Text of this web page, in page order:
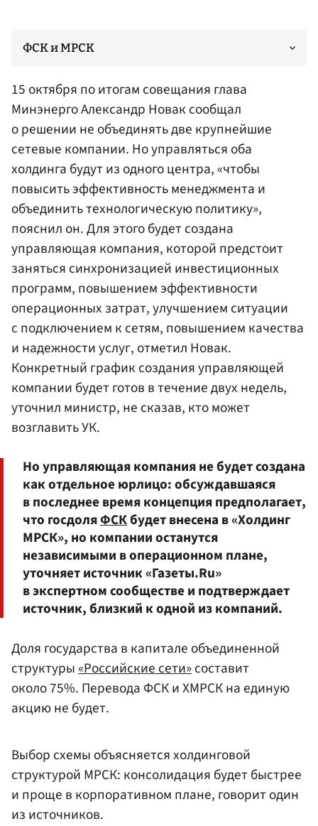
ФСК и МРСК
15 октября по итогам совещания глава
Минэнерго Александр Новак сообщал
о решении не объединять две крупнейшие
сетевые компании. Но управляться оба
холдинга будут из одного центра, «чтобы
повысить эффективность менеджмента и
объединить технологическую политику»,
пояснил он. Для этого будет создана
управляющая компания, которой предстоит
заняться синхронизацией инвестиционных
программ, повышением эффективности
операционных затрат, улучшением ситуации
с подключением к сетям, повышением качества
и надежности услуг, отметил Новак.
Конкретный график создания управляющей
компании будет готов в течение двух недель,
уточнил министр, не сказав, кто может
возглавить УК.
Но управляющая компания не будет создана
как отдельное юрлицо: обсуждавшаяся
в последнее время концепция предполагает,
что госдоляФСКбудет внесена в «Холдинг
МРСК», но компании останутся
независимыми в операционном плане,
уточняет источник «Газеты.Ru»
в экспертном сообществе и подтверждает
источник, близкий к одной из компаний.
Доля государства в капитале объединенной
структуры«Российские сети»составит
около 75%. Перевода ФСК и ХМРСК на единую
акцию не будет.
Выбор схемы объясняется холдинговой
структурой МРСК: консолидация будет быстрее
и проще в корпоративном плане, говорит один
из источников.